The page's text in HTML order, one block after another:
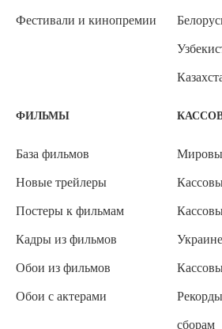
Фестивали и кинопремии
ФИЛЬМЫ
База фильмов
Новые трейлеры
Постеры к фильмам
Кадры из фильмов
Обои из фильмов
Обои с актерами
Украине
сборам